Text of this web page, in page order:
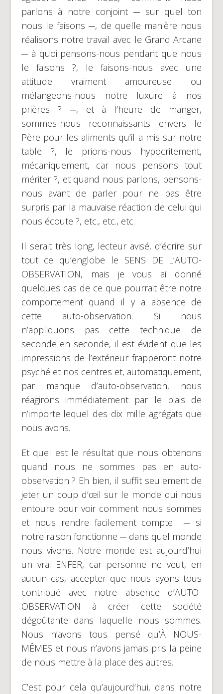
parlons à notre conjoint ─ sur quel ton
nous le faisons ─, de quelle manière nous
réalisons notre travail avec le Grand Arcane
─ à quoi pensons-nous pendant que nous
le faisons ?, le faisons-nous avec une
attitude vraiment amoureuse ou
mélangeons-nous notre luxure à nos
prières ? ─, et à l’heure de manger,
sommes-nous reconnaissants envers le
Père pour les aliments qu’il a mis sur notre
table ?, le prions-nous hypocritement,
mécaniquement, car nous pensons tout
mériter ?, et quand nous parlons, pensons-
nous avant de parler pour ne pas être
surpris par la mauvaise réaction de celui qui
nous écoute ?, etc., etc., etc.
Il serait très long, lecteur avisé, d’écrire sur
tout ce qu’englobe le SENS DE L’AUTO-
OBSERVATION, mais je vous ai donné
quelques cas de ce que pourrait être notre
comportement quand il y a absence de
cette auto-observation. Si nous
n’appliquons pas cette technique de
seconde en seconde, il est évident que les
impressions de l’extérieur frapperont notre
psyché et nos centres et, automatiquement,
par manque d’auto-observation, nous
réagirons immédiatement par le biais de
n’importe lequel des dix mille agrégats que
nous avons.
Et quel est le résultat que nous obtenons
quand nous ne sommes pas en auto-
observation ? Eh bien, il suffit seulement de
jeter un coup d’œil sur le monde qui nous
entoure pour voir comment nous sommes
et nous rendre facilement compte ─ si
notre raison fonctionne ─ dans quel monde
nous vivons. Notre monde est aujourd’hui
un vrai ENFER, car personne ne veut, en
aucun cas, accepter que nous ayons tous
contribué avec notre absence d’AUTO-
OBSERVATION à créer cette société
dégoûtante dans laquelle nous sommes.
Nous n’avons tous pensé qu’À NOUS-
MÊMES et nous n’avons jamais pris la peine
de nous mettre à la place des autres.
C’est pour cela qu’aujourd’hui, dans notre